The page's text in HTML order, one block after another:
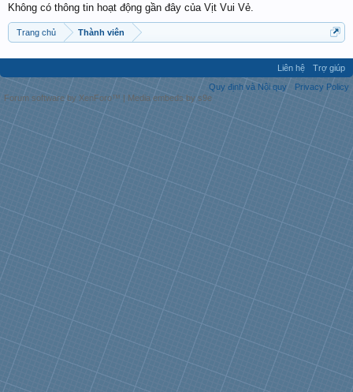
Không có thông tin hoạt động gần đây của Vịt Vui Vẻ.
Trang chủ Thành viên
Liên hệ
Trợ giúp
Quy định và Nội quy
Privacy Policy
Forum software by XenForo™ | Media embeds by s9e